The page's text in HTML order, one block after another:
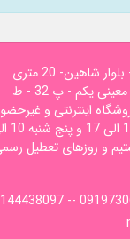
آدرس: تهران- جنت آباد مرکزی- بلوار شاهین- 20 متری
گلستان شرقی- خ معینی- نبش معینی یکم - پ 32 - ط
اینترنتی و
است --- از
و روزهای تعطیل